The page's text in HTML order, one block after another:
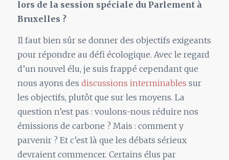
lors de la session spéciale du Parlement à
Bruxelles ?
Il faut bien sûr se donner des objectifs exigeants
pour répondre au défi écologique. Avec le regard
d’un nouvel élu, je suis frappé cependant que
nous ayons des discussions interminables sur
les objectifs, plutôt que sur les moyens. La
question n’est pas : voulons-nous réduire nos
émissions de carbone ? Mais : comment y
parvenir ? Et c’est là que les débats sérieux
devraient commencer. Certains élus par